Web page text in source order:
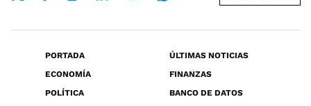
PORTADA
ÚLTIMAS NOTICIAS
ECONOMÍA
FINANZAS
POLÍTICA
BANCO DE DATOS